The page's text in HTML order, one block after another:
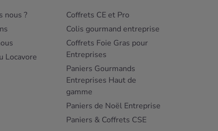
nous ?
Locavore
Coffrets CE et Pro
Colis gourmand entreprise
Coffrets Foie Gras pour
Entreprises
Paniers Gourmands
Entreprises Haut de
gamme
Paniers de Noël Entreprise
Paniers & Coffrets CSE